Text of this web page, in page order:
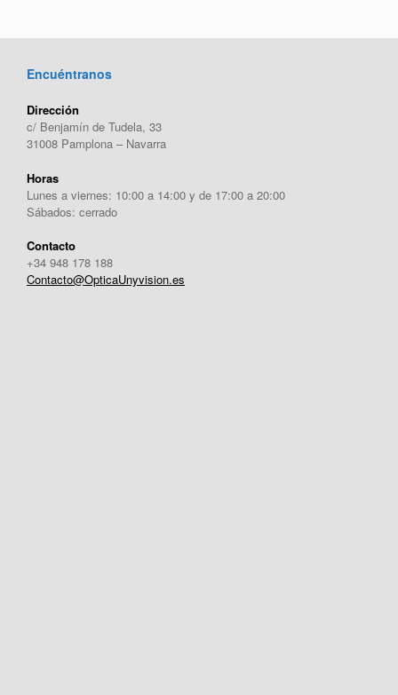
Encuéntranos
Dirección
c/ Benjamín de Tudela, 33
31008 Pamplona – Navarra
Horas
Lunes a viernes: 10:00 a 14:00 y de 17:00 a 20:00
Sábados: cerrado
Contacto
+34 948 178 188
Contacto@OpticaUnyvision.es